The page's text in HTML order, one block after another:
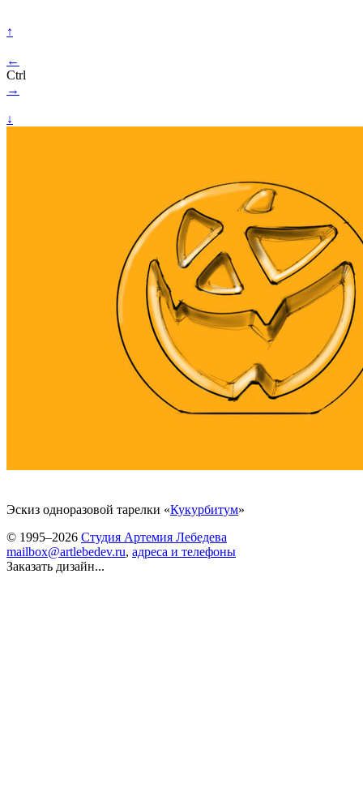
↑
←
Ctrl
→
↓
Эскиз одноразовой тарелки «Кукурбитум»
© 1995–2026 Студия Артемия Лебедева
mailbox@artlebedev.ru, адреса и телефоны
Заказать дизайн...